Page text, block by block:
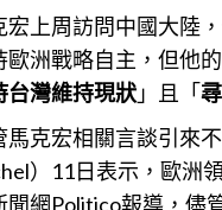
宏上周訪問中國大陸
歐洲戰略自主，但他
台灣維持現狀 」且「
馬克宏相關言談引來
）11日表示，歐洲
聞網Politico報導，儘